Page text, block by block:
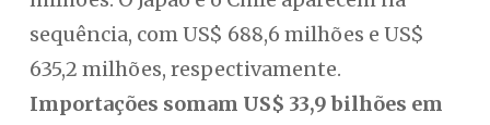
sequência, com US$ 688,6 milhões e US$
635,2 milhões, respectivamente.
Importações somam US$ 33,9 bilhões em